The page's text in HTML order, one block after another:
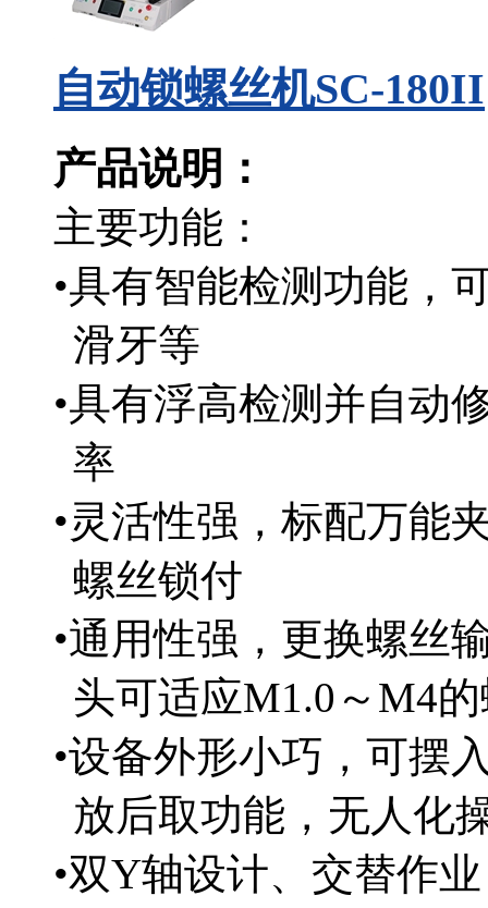
自动锁螺丝机SC-180II
产品说明：
主要功能：
•具有智能检测功能，
滑牙等
•具有浮高检测并自动
率
•灵活性强，标配万能
螺丝锁付
•通用性强，更换螺丝
头可适应M1.0～M4
•设备外形小巧，可摆
放后取功能，无人化
•双Y轴设计、交替作